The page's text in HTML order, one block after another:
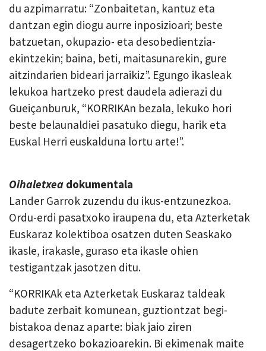
du azpimarratu: “Zonbaitetan, kantuz eta
dantzan egin diogu aurre inposizioari; beste
batzuetan, okupazio- eta desobedientzia-
ekintzekin; baina, beti, maitasunarekin, gure
aitzindarien bideari jarraikiz”. Egungo ikasleak
lekukoa hartzeko prest daudela adierazi du
Gueiçanburuk, “KORRIKAn bezala, lekuko hori
beste belaunaldiei pasatuko diegu, harik eta
Euskal Herri euskalduna lortu arte!”.
Oihaletxea dokumentala
Lander Garrok zuzendu du ikus-entzunezkoa.
Ordu-erdi pasatxoko iraupena du, eta Azterketak
Euskaraz kolektiboa osatzen duten Seaskako
ikasle, irakasle, guraso eta ikasle ohien
testigantzak jasotzen ditu.
“KORRIKAk eta Azterketak Euskaraz taldeak
badute zerbait komunean, guztiontzat begi-
bistakoa denaz aparte: biak jaio ziren
desagertzeko bokazioarekin. Bi ekimenak maite